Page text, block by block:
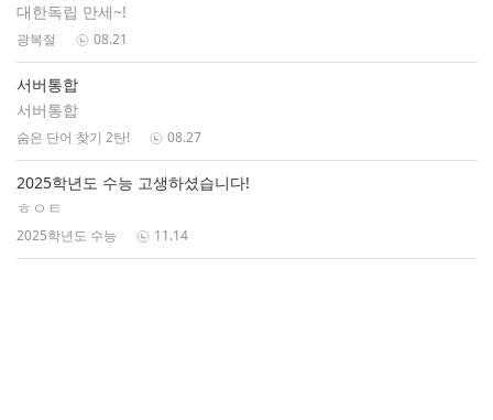
대한독립 만세~!
광복절 08.21
서버통합
서버통합
숨은 단어 찾기 2탄! 08.27
2025학년도 수능 고생하셨습니다!
ㅎㅇㅌ
2025학년도 수능 11.14